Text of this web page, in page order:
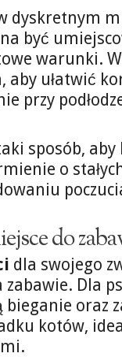
dyskretnym
być
warunki.
ułatwić
przy
sposób, aby
o
do
dla swojego
zabawie. Dla
bieganie oraz
kotów,